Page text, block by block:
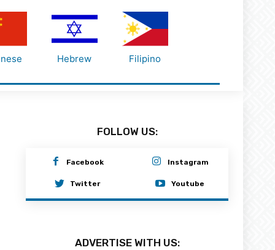
Hebrew Filipino
FOLLOW US:
Facebook Instagram
Twitter Youtube
ADVERTISE WITH US: